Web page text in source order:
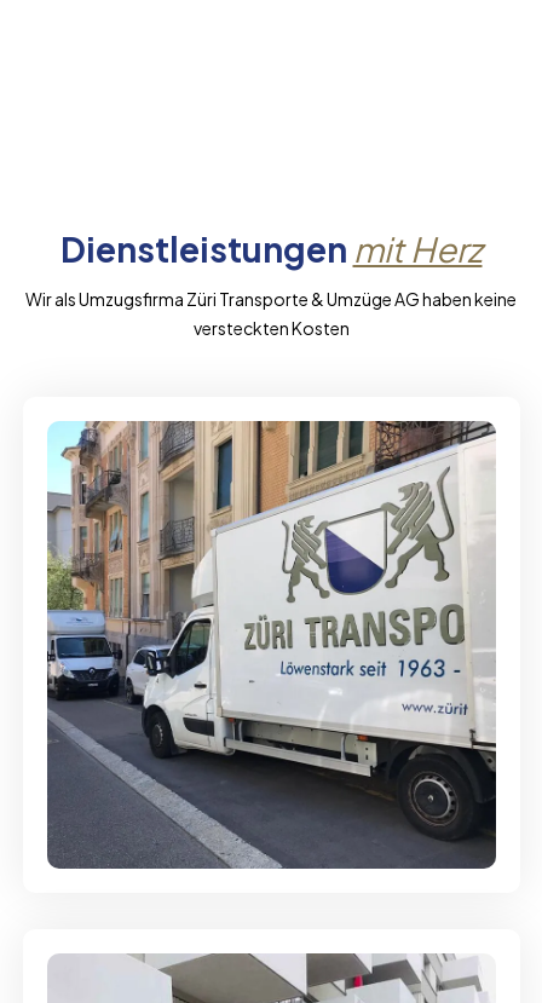
Dienstleistungen mit Herz
Wir als Umzugsfirma Züri Transporte & Umzüge AG haben keine
versteckten Kosten
Full-Service - Für Privatumzüge